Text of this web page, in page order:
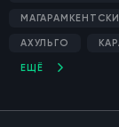
АХУЛЬГО
ЕЩЁ